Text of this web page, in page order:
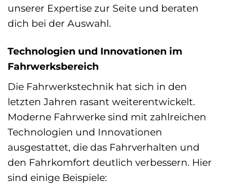
unserer Expertise zur Seite und beraten
dich bei der Auswahl.
Technologien und Innovationen im
Fahrwerksbereich
Die Fahrwerkstechnik hat sich in den
letzten Jahren rasant weiterentwickelt.
Moderne Fahrwerke sind mit zahlreichen
Technologien und Innovationen
ausgestattet, die das Fahrverhalten und
den Fahrkomfort deutlich verbessern. Hier
sind einige Beispiele: